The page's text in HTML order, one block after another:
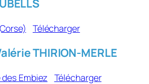
Télécharger
THIRION-MERLE
Embiez Télécharger